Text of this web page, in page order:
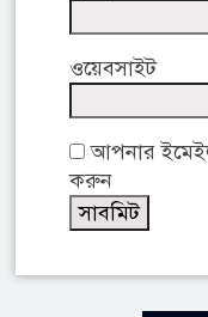
ওয়েবসাইট
আপনার
করুন